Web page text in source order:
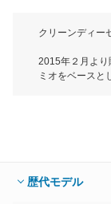
クリーンディー
2015年２月よ
ミオをベースと
ビンなどによ
クトSUVとは思
こだわっている
歴代モデル